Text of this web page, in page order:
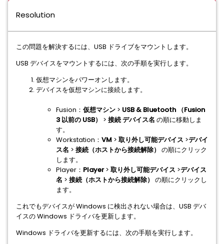
Resolution
この問題を解決するには、USB ドライブをマウントします。
USB デバイスをマウントするには、次の手順を実行します。
仮想マシンをパワーオンします。
デバイスを仮想マシンに接続します。
Fusion： 仮想マシン > USB & Bluetooth （Fusion
3 以前の USB） > 接続デバイス名 の順に移動しま
す。
Workstation： VM > 取り外し可能デバイス >デバイ
ス名 > 接続（ホストから接続解除） の順にクリック
します。
Player： Player> 取り外し可能デバイス >デバイス
名 > 接続（ホストから接続解除） の順にクリックし
ます。
これでもデバイスが Windows に検出されない場合は、USB デバ
イスの Windows ドライバを更新します。
Windows ドライバを更新するには、次の手順を実行します。